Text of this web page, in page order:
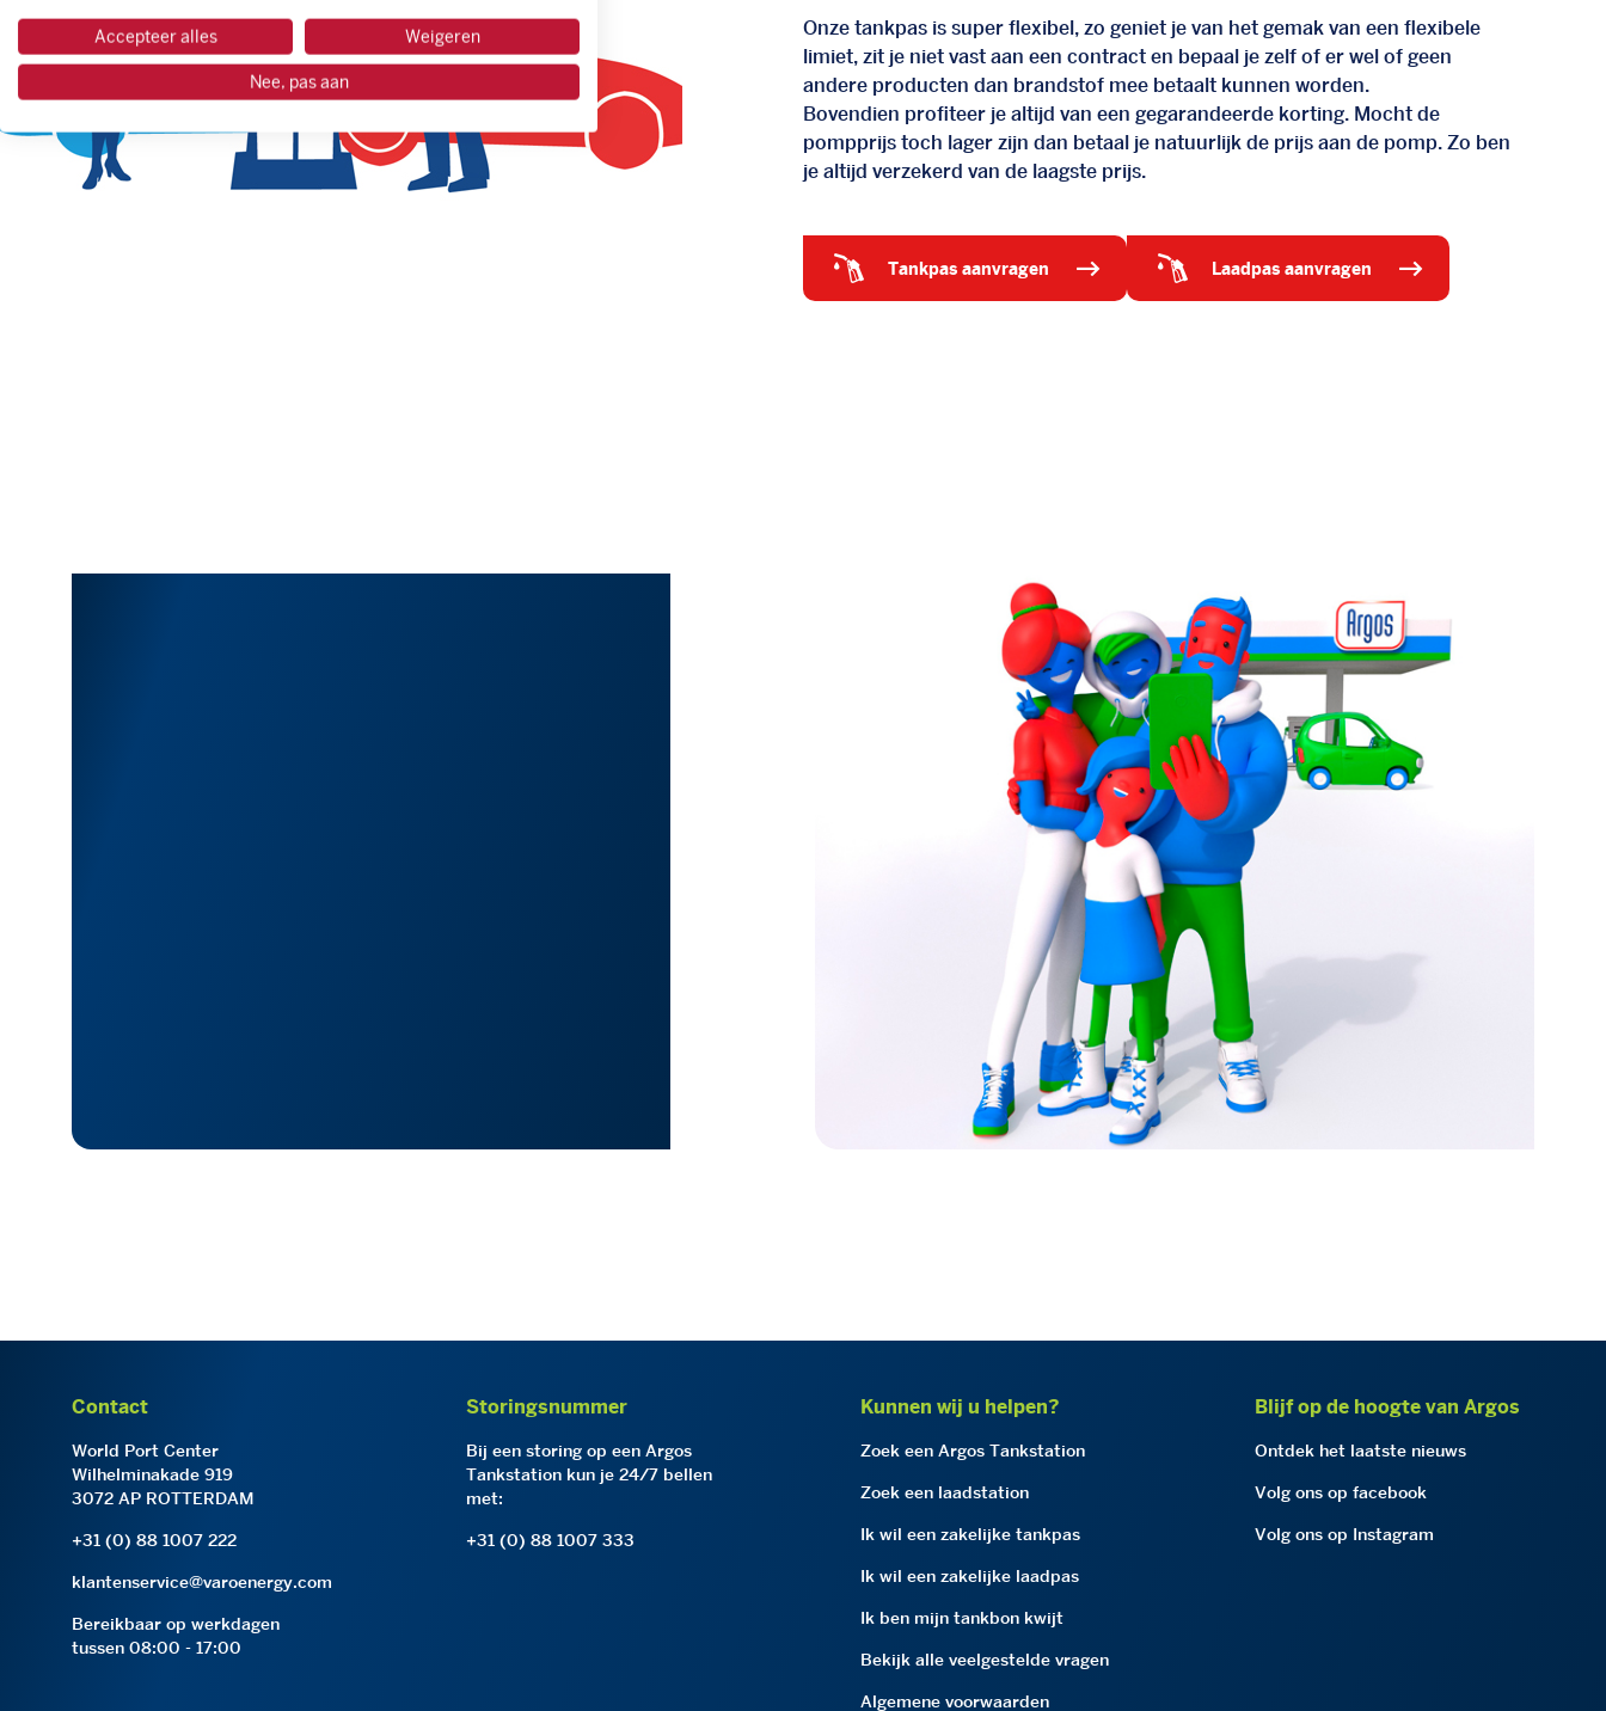
Onze tankpas is super flexibel, zo geniet je van het gemak van een flexibele
limiet, zit je niet vast aan een contract en bepaal je zelf of er wel of geen
andere producten dan brandstof mee betaalt kunnen worden.
Bovendien profiteer je altijd van een gegarandeerde korting. Mocht de
pompprijs toch lager zijn dan betaal je natuurlijk de prijs aan de pomp. Zo ben
je altijd verzekerd van de laagste prijs.
tankpas aanvragen laadpas aanvragen
Contact
World Port Center
Wilhelminakade 919
3072 AP ROTTERDAM
+31 (0) 88 1007 222
klantenservice@varoenergy.com
Bereikbaar op werkdagen
tussen 08:00 - 17:00
Storingsnummer
Bij een storing op een Argos
Tankstation kun je 24/7 bellen
met:
+31 (0) 88 1007 333
Kunnen wij u helpen?
Zoek een Argos Tankstation
Zoek een laadstation
Ik wil een zakelijke tankpas
Ik wil een zakelijke laadpas
Ik ben mijn tankbon kwijt
Bekijk alle veelgestelde vragen
Algemene voorwaarden
Blijf op de hoogte van Argos
Ontdek het laatste nieuws
Volg ons op facebook
Volg ons op Instagram
Accepteer alles Weigeren
Nee, pas aan